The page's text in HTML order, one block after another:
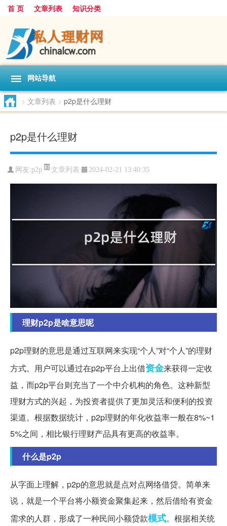
首 页 文章列表 知识分类
网站导航
> 文章列表 > p2p是什么理财
p2p是什么理财
网友:p2p 文章列表 2024-02-21 13:40:35
理财p2p是啥意思呢
p2p理财的意思是通过互联网来实现“个人”对“个人”的理财
方式。用户可以通过在p2p平台上出借资金来获得一定收
益，而p2p平台则充当了一个中介机构的角色。这种新型
理财方式的兴起，为投资者提供了更加灵活和便利的投资
渠道。根据数据统计，p2p理财的年化收益率一般在8%~1
5%之间，相比银行理财产品具有更高的收益率。
什么是p2p
从字面上理解，p2p的意思就是点对点网络借贷。简单来
说，就是一个平台将小额资金聚集起来，然后借给有资金
需求的人群，形成了一种民间小额贷款模式。根据相关统